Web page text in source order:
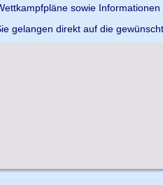
sowie
gelangen direkt auf die